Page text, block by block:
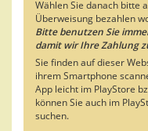
Wählen Sie danach bitte
Überweisung bezahlen
Bitte benutzen Sie
damit wir Ihre Zahlung
Sie finden auf dieser
ihrem Smartphone
App leicht im PlayStore
können Sie auch im
suchen.